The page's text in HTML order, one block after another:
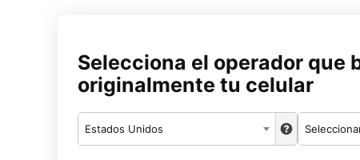
Selecciona el operador que
originalmente tu celular
Estados Unidos